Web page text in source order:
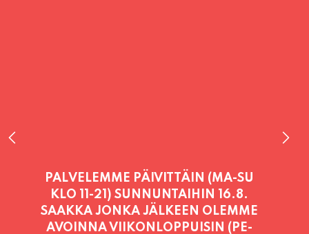
PALVELEMME TÄNÄÄN:
PERJANTAI11:00 - 21:00
PALVELEMME PÄIVITTÄIN (MA-SU